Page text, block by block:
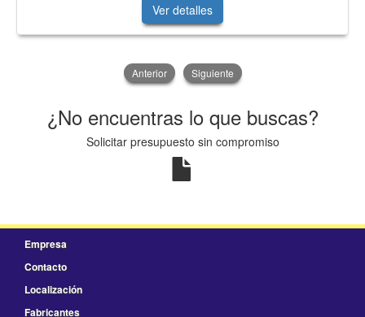
Ver detalles
Anterior Siguiente
¿No encuentras lo que buscas?
Solicitar presupuesto sin compromiso
Empresa
Contacto
Localización
Fabricantes